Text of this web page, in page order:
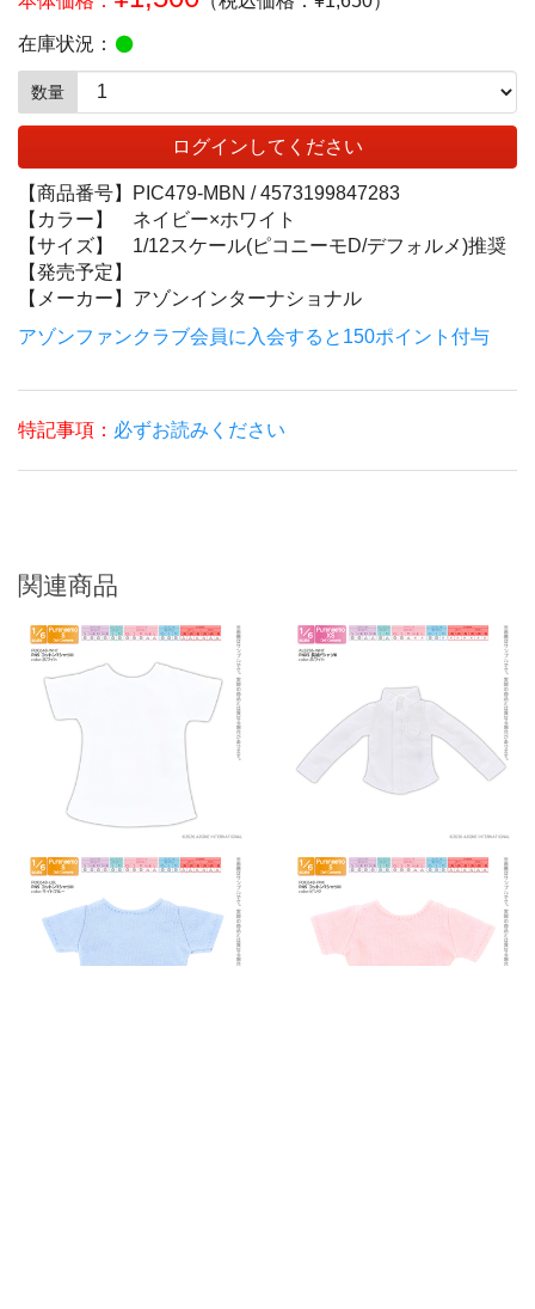
在庫状況：
数量
ログインしてください
【商品番号】 PIC479-MBN /4573199847283
【カラー】
ネイビー×ホワイト
【サイズ】
1/12スケール(ピコニーモD/デフォルメ)推奨
【発売予定】
【メーカー】 アゾンインターナショナル
アゾンファンクラブ会員に入会すると150ポイント付与
特記事項： 必ずお読みください
関連商品